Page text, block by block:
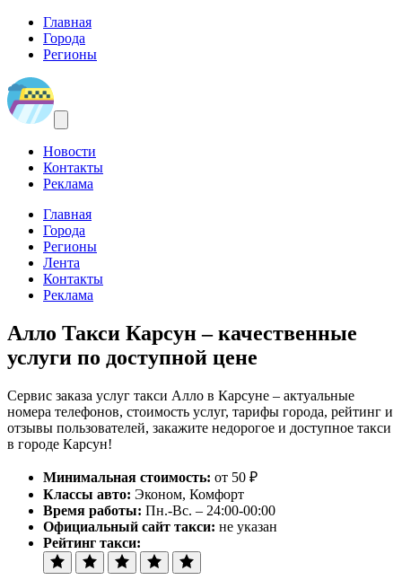
Главная
Города
Регионы
Новости
Контакты
Реклама
Главная
Города
Регионы
Лента
Контакты
Реклама
Алло Такси Карсун– качественные
услуги по доступной цене
Сервис заказа услуг такси Алло в Карсуне – актуальные
номера телефонов, стоимость услуг, тарифы города, рейтинг и
отзывы пользователей, закажите недорогое и доступное такси
в городе Карсун!
Минимальная стоимость: от 50 ₽
Классы авто: Эконом, Комфорт
Время работы: Пн.-Вс. – 24:00-00:00
Официальный сайт такси: не указан
Рейтинг такси: